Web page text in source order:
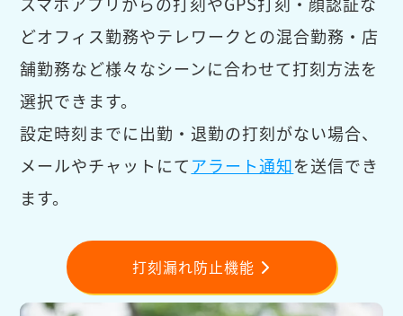
どオフィス勤務やテレワークとの混合勤務・店
舗勤務など様々なシーンに合わせて打刻方法を
選択できます。
設定時刻までに出勤・退勤の打刻がない場合、
メールやチャットにてアラート通知を送信でき
ます。
打刻漏れ防止機能